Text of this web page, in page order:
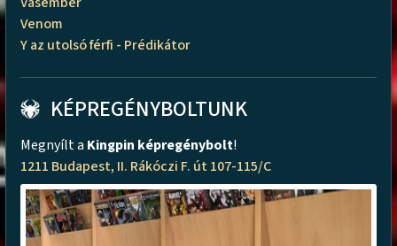
Venom
Y az utolsó férfi - Prédikátor
KÉPREGÉNYBOLTUNK
Megnyílt a Kingpin képregénybolt!
1211 Budapest, II. Rákóczi F. út 107-115/C